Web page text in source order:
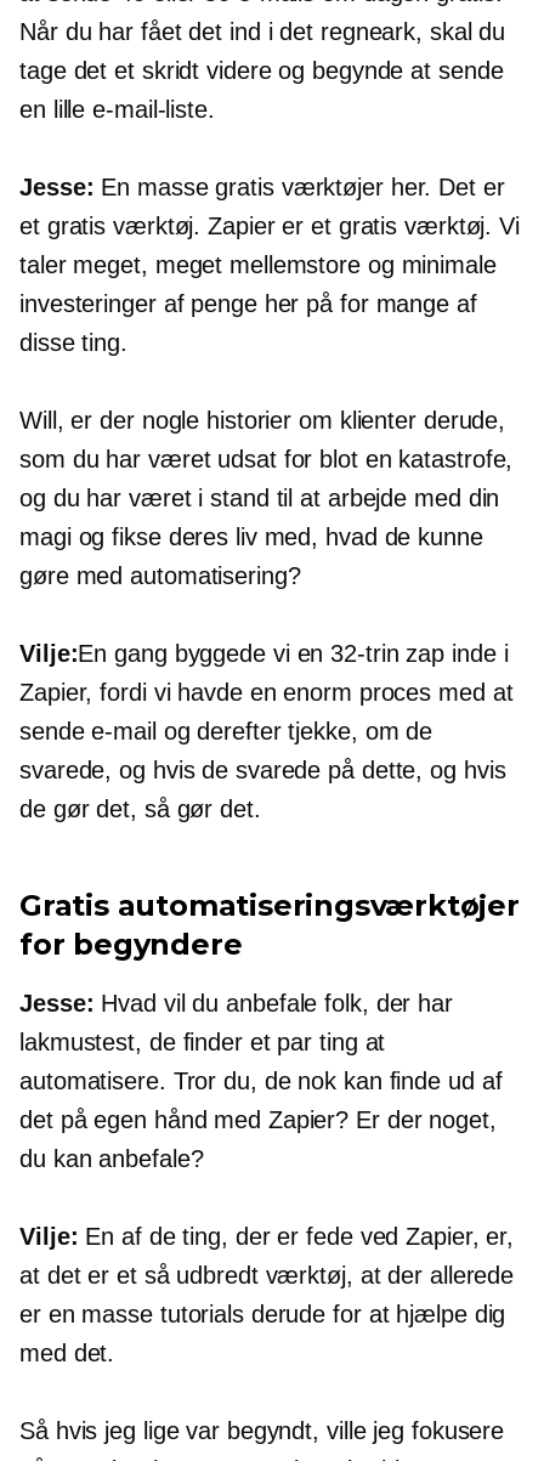
Når du har fået det ind i det regneark, skal du
tage det et skridt videre og begynde at sende
en lille e-mail-liste.
Jesse: En masse gratis værktøjer her. Det er
et gratis værktøj. Zapier er et gratis værktøj. Vi
taler meget, meget mellemstore og minimale
investeringer af penge her på for mange af
disse ting.
Will, er der nogle historier om klienter derude,
som du har været udsat for blot en katastrofe,
og du har været i stand til at arbejde med din
magi og fikse deres liv med, hvad de kunne
gøre med automatisering?
Vilje:En gang byggede vi en32-trin zap inde i
Zapier, fordi vi havde en enorm proces med at
sende e-mail og derefter tjekke, om de
svarede, og hvis de svarede på dette, og hvis
de gør det, så gør det.
Gratis automatiseringsværktøjer
for begyndere
Jesse: Hvad vil du anbefale folk, der har
lakmustest, de finder et par ting at
automatisere. Tror du, de nok kan finde ud af
det på egen hånd med Zapier? Er der noget,
du kan anbefale?
Vilje: En af de ting, der er fede ved Zapier, er,
at det er et så udbredt værktøj, at der allerede
er en masse tutorials derude for at hjælpe dig
med det.
Så hvis jeg lige var begyndt, ville jeg fokusere